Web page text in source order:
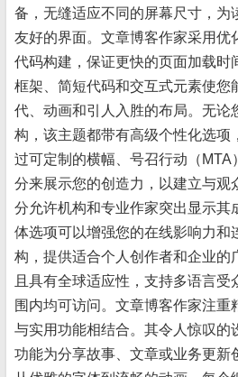
备，无缝适应不同的屏幕尺寸，为
友好的界面。文章博客作家采用优
代码构建，保证更快的页面加载时
框架、简短代码和交互式元素使您
代、动画和引人入胜的布局。无论
构，该主题都带有高级个性化选项
过可定制的横幅、号召行动（MTA
分来展示您的创造力，以建立与观
分允许机构和专业作家突出显示其
体选项可以增强您的在线影响力和
构，提供适合个人创作者和企业的
且具有全球适应性，支持多语言
围内均可访问。文章博客作家注重
与实用功能相结合。其令人惊叹的
功能为分享故事、文章或业务更新